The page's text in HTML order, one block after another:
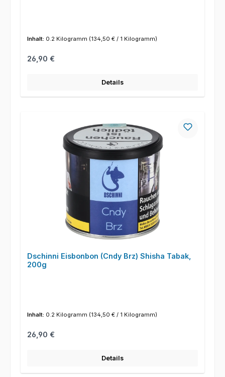
Inhalt: 0.2 Kilogramm (134,50 € / 1 Kilogramm)
Regulärer Preis:
26,90 €
Details
Dschinni Eisbonbon (Cndy Brz) Shisha Tabak,
200g
Inhalt: 0.2 Kilogramm (134,50 € / 1 Kilogramm)
Regulärer Preis:
26,90 €
Details